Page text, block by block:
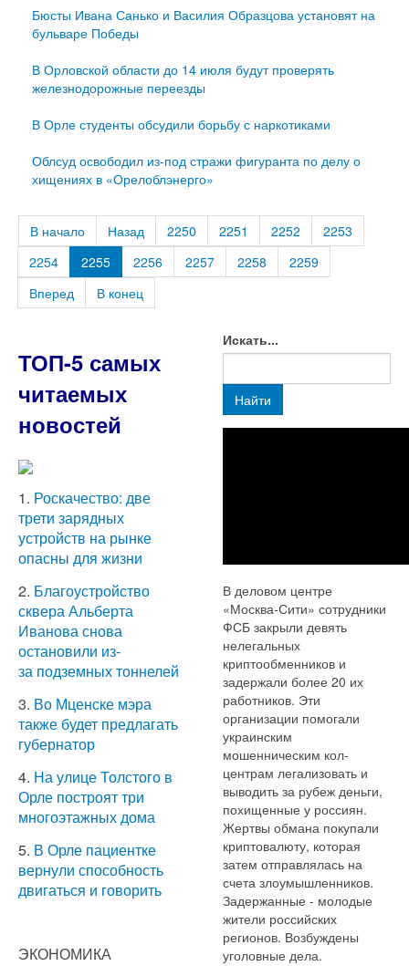
Бюсты Ивана Санько и Василия Образцова установят на
бульваре Победы
В Орловской области до 14 июля будут проверять
железнодорожные переезды
В Орле студенты обсудили борьбу с наркотиками
Облсуд освободил из-под стражи фигуранта по делу о
хищениях в «Орелоблэнерго»
В начало Назад 2250 2251 2252
2253
2254
2255 2256 2257 2258
2259
Вперед
В конец
ТОП-5 самых
читаемых
новостей
1. Роскачество: две
трети зарядных
устройств на рынке
опасны для жизни
2. Благоустройство
сквера Альберта
Иванова снова
остановили из-
за подземных тоннелей
3. Во Мценске мэра
также будет предлагать
губернатор
4. На улице Толстого в
Орле построят три
многоэтажных дома
5. В Орле пациентке
вернули способность
двигаться и говорить
ЭКОНОМИКА
Искать...
Найти
В деловом центре
«Москва-Сити» сотрудники
ФСБ закрыли девять
нелегальных
криптообменников и
задержали более 20 их
работников. Эти
организации помогали
украинским
мошенническим кол-
центрам легализовать и
выводить за рубеж деньги,
похищенные у россиян.
Жертвы обмана покупали
криптовалюту, которая
затем отправлялась на
счета злоумышленников.
Задержанные - молодые
жители российских
регионов. Возбуждены
уголовные дела.